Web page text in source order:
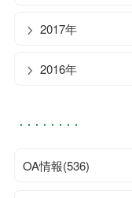
2017年
2016年
OA情報(536)